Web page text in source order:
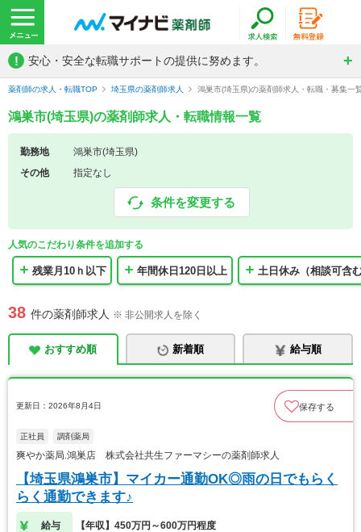
! 安心・安全な転職サポートの提供に努めます。
薬剤師の求人・転職TOP 埼玉県の薬剤師求人 鴻巣市(埼玉県)の薬剤師求人・転職・募集一
鴻巣市(埼玉県)の薬剤師求人・転職情報一覧
勤務地
鴻巣市(埼玉県)
その他
指定なし
条件を変更する
人気のこだわり条件を追加する
残業月10ｈ以下 年間休日120日以上 土日休み（相談可含
38 件の薬剤師求人 ※ 非公開求人を除く
おすすめ順 新着順 給与順
更新日：2026年8月4日 保存する
正社員 調剤薬局
爽やか薬局.鴻巣店 株式会社共生ファーマシーの薬剤師求人
【埼玉県鴻巣市】マイカー通勤OK◎雨の日でもらく
らく通勤できます♪
給与 【年収】450万円～600万円程度